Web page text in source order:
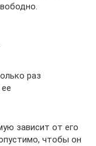
раз
зависит от его
чтобы он